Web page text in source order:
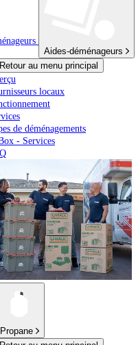
Aides-déménageurs
Retour au menu principal
locaux
de déménagements
- Services
Propane